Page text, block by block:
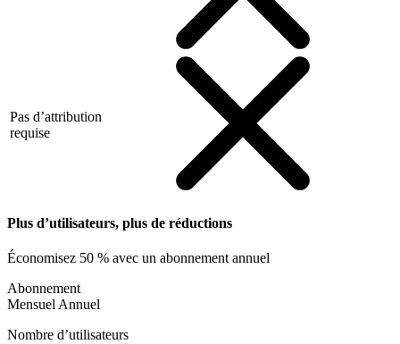
Pas d’attribution
requise
Plus d’utilisateurs, plus de réductions
Économisez 50 % avec un abonnement annuel
Abonnement
Mensuel Annuel
Nombre d’utilisateurs